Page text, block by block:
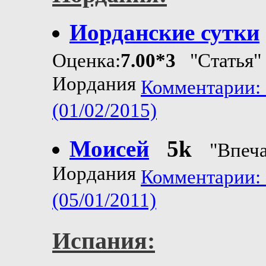
Иорданские сутки
Оценка:7.00*3 "Статья"
Иордания Комментарии:
(01/02/2015)
Моисей
5k
Иордания Комментарии:
(05/01/2011)
Испания: